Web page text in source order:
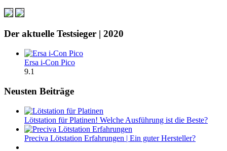
Der aktuelle Testsieger | 2020
Ersa i-Con Pico
9.1
Neusten Beiträge
Lötstation für Platinen! Welche Ausführung ist die Beste?
Preciva Lötstation Erfahrungen | Ein guter Hersteller?